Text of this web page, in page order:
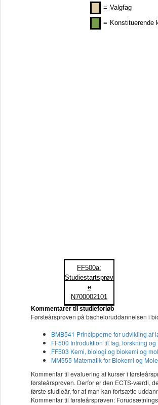
= Valgfag
= Konstituerende
FF500a:
Studiestartsprøv
e
N700002101
Kommentarer til studieforløb
Førsteårsprøven på bacheloruddannelsen i
BMB541 Principperne for udvikling af
FF500 Introduktion til fag, forskning
FF503 Kemi, biologi og biokemi og
MM555 Matematik for Biokemi og
Kommentar til evaluering af kurser i
førsteårsprøven. Derfor er den ECTS-værdi,
første studieår, for at man kan fortsætte
Kommentar til førsteårsprøven: